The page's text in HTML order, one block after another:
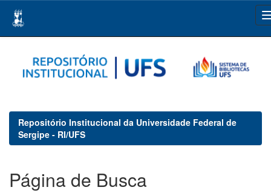
navigation
Repositório Institucional da Universidade Federal de
Sergipe - RI/UFS
Página de Busca